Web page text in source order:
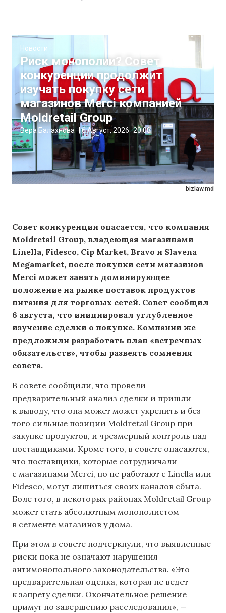
bizlaw.md
Новости
Риск монополии? Совет
конкуренции продолжит
изучать покупку сети
магазинов Merci компанией
Moldretail Group
Вера Балахнова | 6 Август, 2026 20:08
Совет конкуренции опасается, что компания
Moldretail Group, владеющая магазинами
Linella, Fidesco, Cip Market, Bravo и Slavena
Megamarket, после покупки сети магазинов
Merci может занять доминирующее
положение на рынке поставок продуктов
питания для торговых сетей. Совет сообщил
6 августа, что инициировал углубленное
изучение сделки о покупке. Компании же
предложили разработать план «встречных
обязательств», чтобы развеять сомнения
совета.
В совете сообщили, что провели
предварительный анализ сделки и пришли
к выводу, что она может может укрепить и без
того сильные позиции Moldretail Group при
закупке продуктов, и чрезмерный контроль над
поставщиками. Кроме того, в совете опасаются,
что поставщики, которые сотрудничали
с магазинами Merci, но не работают с Linella или
Fidesco, могут лишиться своих каналов сбыта.
Боле того, в некоторых районах Moldretail Group
может стать абсолютным монополистом
в сегменте магазинов у дома.
При этом в совете подчеркнули, что выявленные
риски пока не означают нарушения
антимонопольного законодательства. «Это
предварительная оценка, которая не ведет
к запрету сделки. Окончательное решение
примут по завершению расследования», —